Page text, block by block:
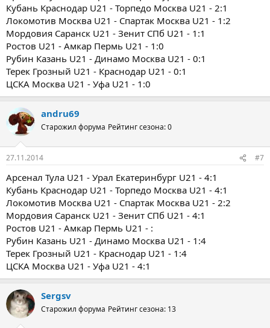
Кубань Краснодар U21 - Торпедо Москва U21 - 2:1
Локомотив Москва U21 - Спартак Москва U21 - 1:2
Мордовия Саранск U21 - Зенит СПб U21 - 1:1
Ростов U21 - Амкар Пермь U21 - 1:0
Рубин Казань U21 - Динамо Москва U21 - 0:1
Терек Грозный U21 - Краснодар U21 - 0:1
ЦСКА Москва U21 - Уфа U21 - 1:0
andru69
Старожил форума Рейтинг сезона: 0
27.11.2014 #7
Арсенал Тула U21 - Урал Екатеринбург U21 - 4:1
Кубань Краснодар U21 - Торпедо Москва U21 - 4:1
Локомотив Москва U21 - Спартак Москва U21 - 2:2
Мордовия Саранск U21 - Зенит СПб U21 - 4:1
Ростов U21 - Амкар Пермь U21 - :
Рубин Казань U21 - Динамо Москва U21 - 1:4
Терек Грозный U21 - Краснодар U21 - 1:4
ЦСКА Москва U21 - Уфа U21 - 4:1
Sergsv
Старожил форума Рейтинг сезона: 13